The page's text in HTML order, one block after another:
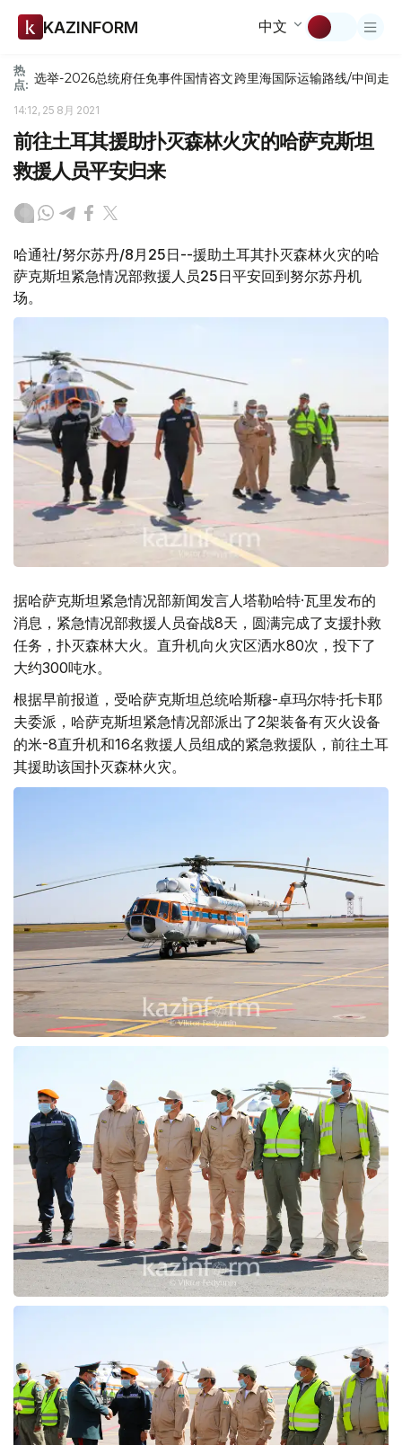
KAZINFORM 中文
热
点: 选举-2026总统府任免事件国情咨文跨里海国际运输路线/中间走廊
14:12, 25 8月 2021
前往土耳其援助扑灭森林火灾的哈萨克斯坦
救援人员平安归来
哈通社/努尔苏丹/8月25日--援助土耳其扑灭森林火灾的哈
萨克斯坦紧急情况部救援人员25日平安回到努尔苏丹机
场。
据哈萨克斯坦紧急情况部新闻发言人塔勒哈特·瓦里发布的
消息，紧急情况部救援人员奋战8天，圆满完成了支援扑救
任务，扑灭森林大火。直升机向火灾区洒水80次，投下了
大约300吨水。
根据早前报道，受哈萨克斯坦总统哈斯穆-卓玛尔特·托卡耶
夫委派，哈萨克斯坦紧急情况部派出了2架装备有灭火设备
的米-8直升机和16名救援人员组成的紧急救援队，前往土耳
其援助该国扑灭森林火灾。